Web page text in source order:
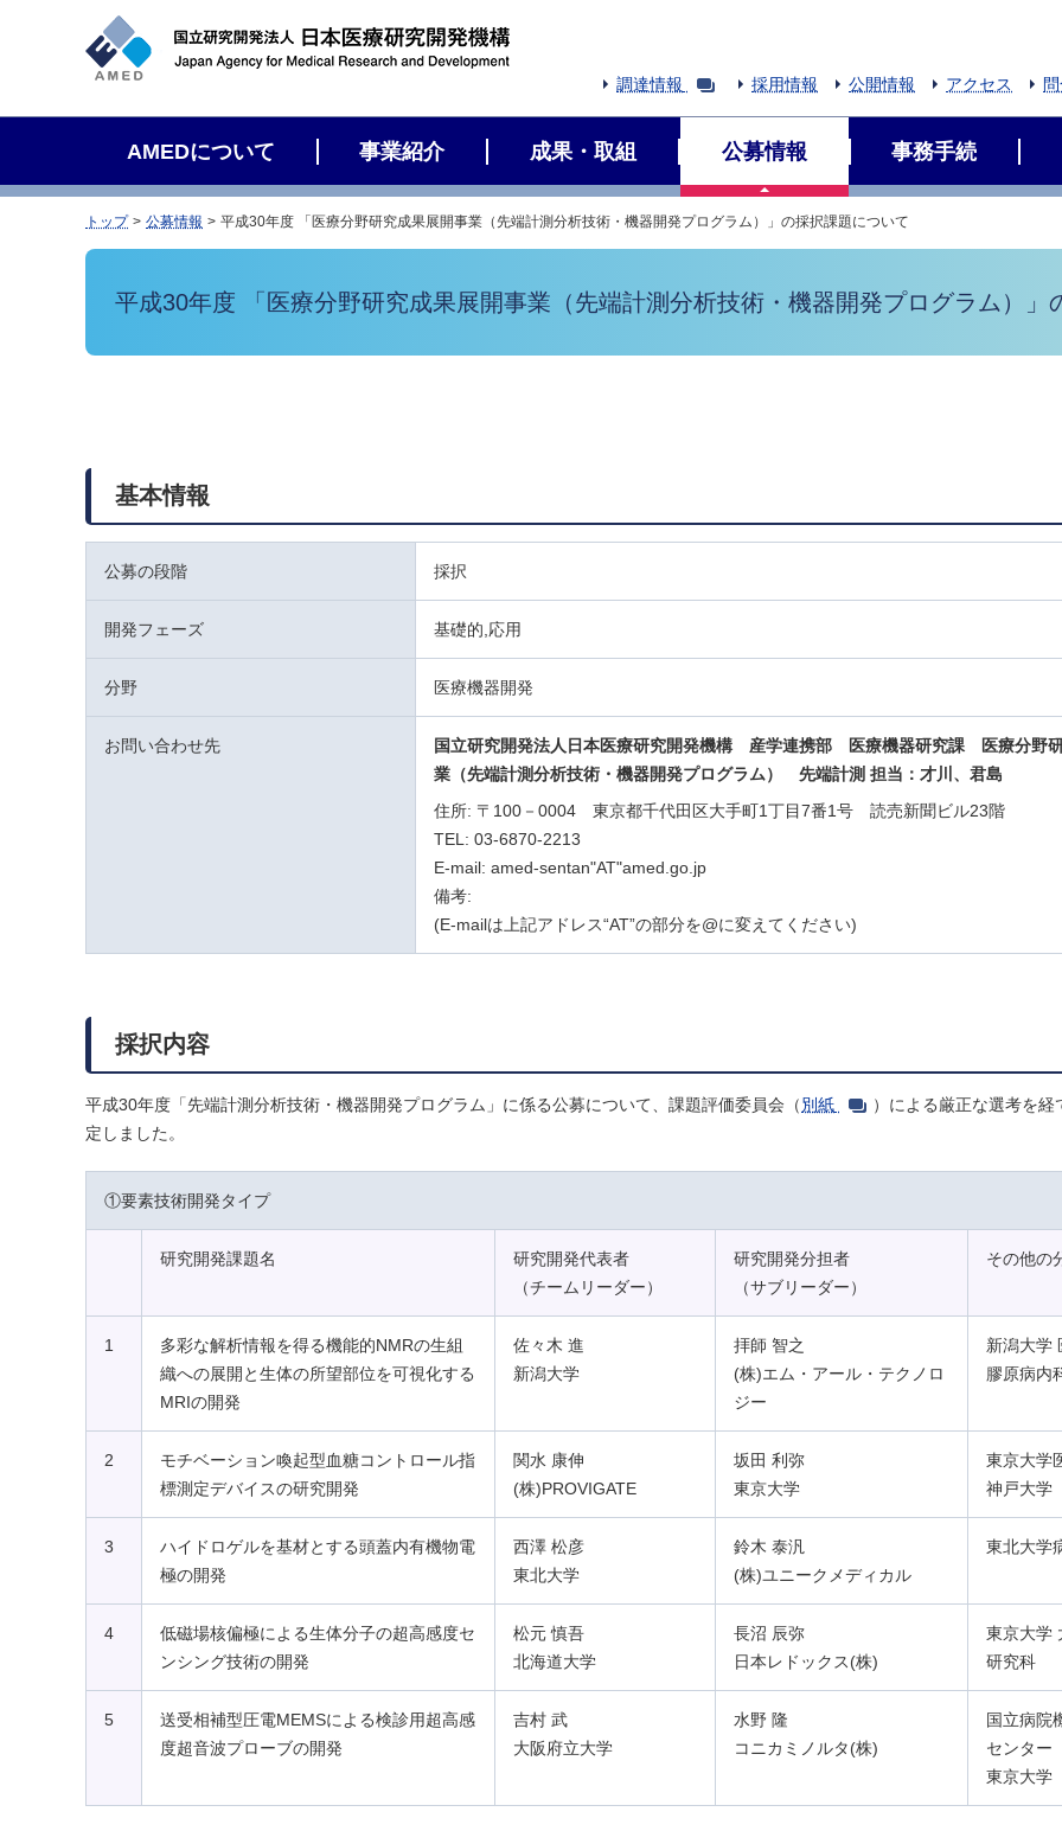
調達情報 採用情報 公開情報 アクセス
AMEDについて 事業紹介 成果・取組 公募情報 事務手続
トップ 公募情報 平成30年度 「医療分野研究成果展開事業（先端計測分析技術・機器開発プログラム）」の採択課題について
平成30年度 「医療分野研究成果展開事業（先端計測分析技術・機器開発プログラム）」
基本情報
公募の段階 採択
開発フェーズ 基礎的,応用
分野 医療機器開発
お問い合わせ先 国立研究開発法人日本医療研究開発機構 産学連携部 医療機器研究課
医療分野
業（先端計測分析技術・機器開発プログラム）
先端計測 担当：才川、君島
住所: 〒100－0004 東京都千代田区大手町1丁目7番1号 読売新聞ビル23階
TEL: 03-6870-2213
E-mail: amed-sentan"AT"amed.go.jp
備考:
(E-mailは上記アドレス“AT”の部分を@に変えてください)
採択内容
平成30年度「先端計測分析技術・機器開発プログラム」に係る公募について、課題評価委員会（別紙
）による厳正な選考を経
定しました。
①要素技術開発タイプ
研究開発課題名
研究開発代表者
（チームリーダー）
研究開発分担者
（サブリーダー）
その他の
1
多彩な解析情報を得る機能的NMRの生組
織への展開と生体の所望部位を可視化する
MRIの開発
佐々木 進
新潟大学
拝師 智之
(株)エム・アール・テクノロ
ジー
新潟大学
膠原病内
2
モチベーション喚起型血糖コントロール指
標測定デバイスの研究開発
関水 康伸
(株)PROVIGATE
坂田 利弥
東京大学
東京大学
神戸大学
3
ハイドロゲルを基材とする頭蓋内有機物電
極の開発
西澤 松彦
東北大学
鈴木 泰汎
(株)ユニークメディカル
東北大学
4
低磁場核偏極による生体分子の超高感度セ
ンシング技術の開発
松元 慎吾
北海道大学
長沼 辰弥
日本レドックス(株)
東京大学
研究科
5
送受相補型圧電MEMSによる検診用超高感
度超音波プローブの開発
吉村 武
大阪府立大学
水野 隆
コニカミノルタ(株)
国立病院
センター
東京大学